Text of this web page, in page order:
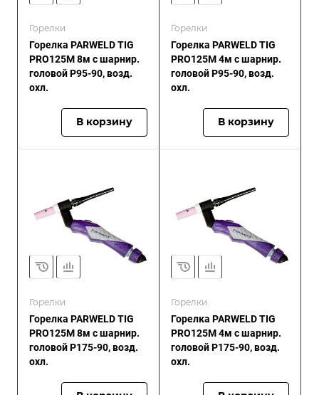
Горелки
Горелка PARWELD TIG
PRO125M 8м с шарнир.
головой P95-90, возд.
охл.
В корзину
Горелки
Горелка PARWELD TIG
PRO125M 4м с шарнир.
головой P95-90, возд.
охл.
В корзину
Горелки
Горелка PARWELD TIG
PRO125M 8м с шарнир.
головой P175-90, возд.
охл.
Горелки
Горелка PARWELD TIG
PRO125M 4м с шарнир.
головой P175-90, возд.
охл.